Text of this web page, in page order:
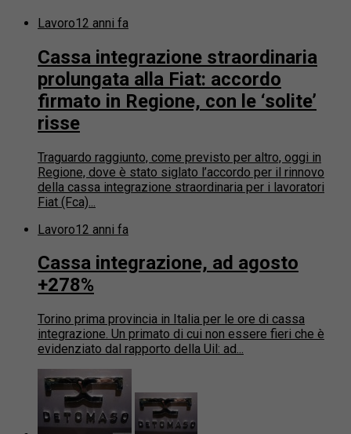
Lavoro12 anni fa
Cassa integrazione straordinaria
prolungata alla Fiat: accordo
firmato in Regione, con le ‘solite’
risse
Traguardo raggiunto, come previsto per altro, oggi in
Regione, dove è stato siglato l’accordo per il rinnovo
della cassa integrazione straordinaria per i lavoratori
Fiat (Fca)...
Lavoro12 anni fa
Cassa integrazione, ad agosto
+278%
Torino prima provincia in Italia per le ore di cassa
integrazione. Un primato di cui non essere fieri che è
evidenziato dal rapporto della Uil: ad...